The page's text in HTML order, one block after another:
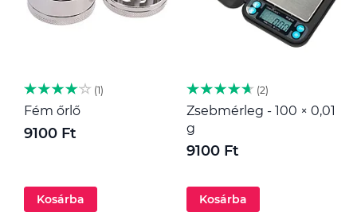
1
Fém őrlő
9100 Ft
Kosárba
2
Zsebmérleg - 100 × 0,01
g
9100 Ft
Kosárba